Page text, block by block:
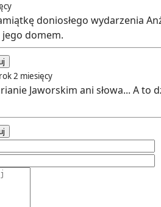
doniosłego wydarzenia
jego domem.
2 miesięcy
Jaworskim ani słowa... A to